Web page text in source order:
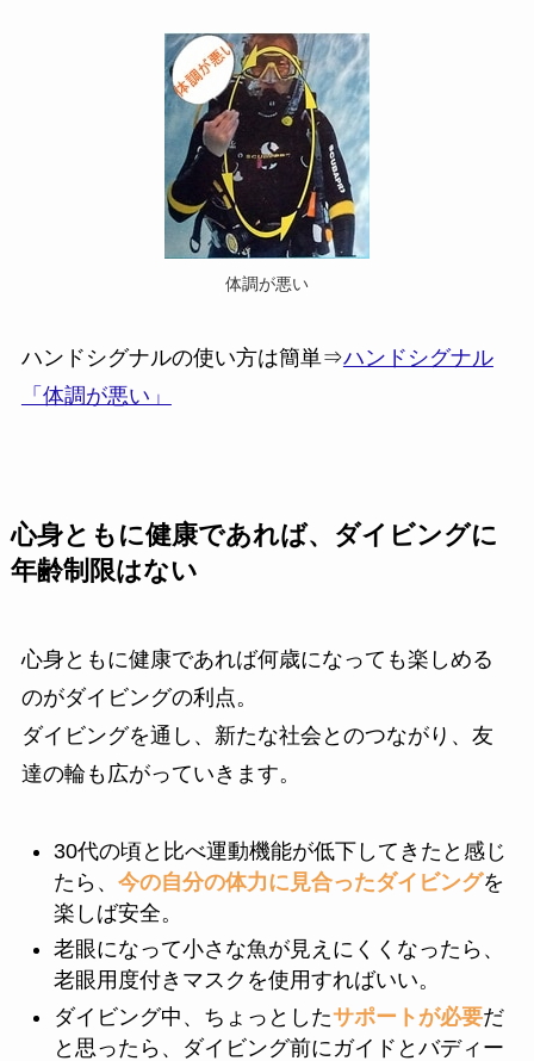
体調が悪い
ハンドシグナルの使い方は簡単⇒ハンドシグナル
「体調が悪い」
心身ともに健康であれば、ダイビングに
年齢制限はない
心身ともに健康であれば何歳になっても楽しめる
のがダイビングの利点。
ダイビングを通し、新たな社会とのつながり、友
達の輪も広がっていきます。
30代の頃と比べ運動機能が低下してきたと感じ
たら、 今の自分の体力に見合ったダイビングを
楽しば安全。
老眼になって小さな魚が見えにくくなったら、
老眼用度付きマスクを使用すればいい。
ダイビング中、ちょっとしたサポートが必要だ
と思ったら、ダイビング前にガイドとバディー